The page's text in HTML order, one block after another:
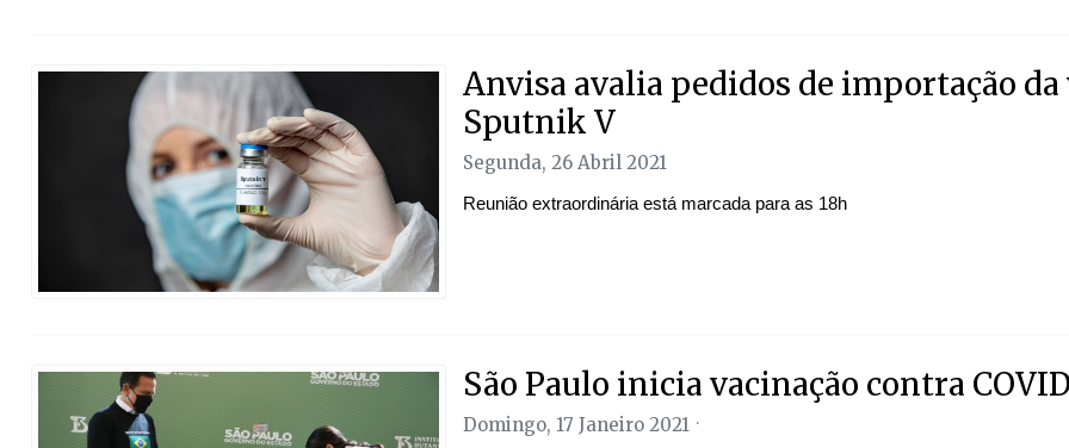
Anvisa avalia pedidos de importação da
Sputnik V
Segunda, 26 Abril 2021
Reunião extraordinária está marcada para as 18h
São Paulo inicia vacinação contra
Domingo, 17 Janeiro 2021